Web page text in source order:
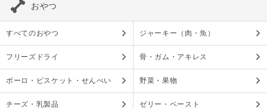
おやつ
すべてのおやつ ジャーキー（肉・魚）
フリーズドライ 骨・ガム・アキレス
ボーロ・ビスケット・せんべい 野菜・果物
チーズ・乳製品 ゼリー・ペースト